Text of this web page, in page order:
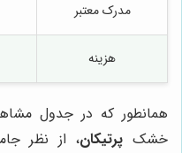
مدرک معتبر
هزینه
همانطور که در جدول
خشک پرتیکان، از نظر